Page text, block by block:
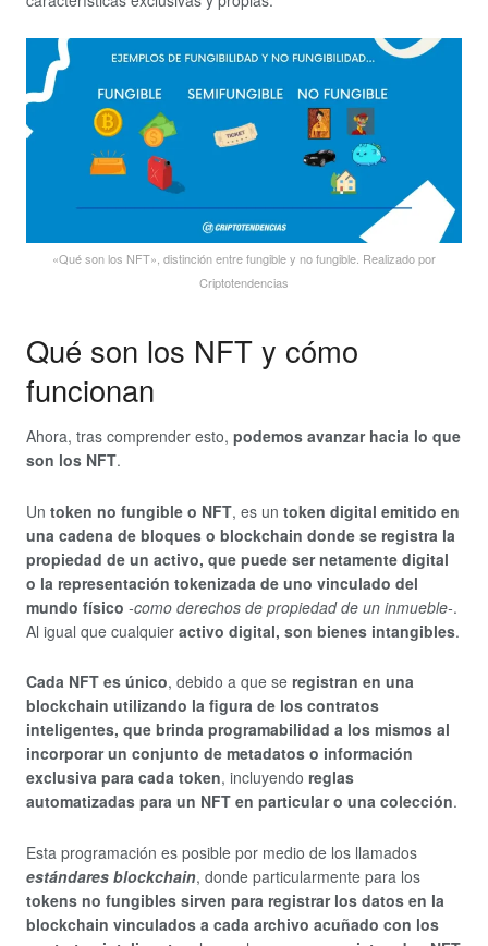
«Qué son los NFT», distinción entre fungible y no fungible. Realizado por
Criptotendencias
Qué son los NFT y cómo
funcionan
Ahora, tras comprender esto, podemos avanzar hacia lo que
son los NFT.
Un token no fungible o NFT, es un token digital emitido en
una cadena de bloques o blockchain donde se registra la
propiedad de un activo, que puede ser netamente digital
o la representación tokenizada de uno vinculado del
mundo físico -como derechos de propiedad de un inmueble-.
Al igual que cualquier activo digital, son bienes intangibles.
Cada NFT es único, debido a que se registran en una
blockchain utilizando la figura de los contratos
inteligentes, que brinda programabilidad a los mismos al
incorporar un conjunto de metadatos o información
exclusiva para cada token, incluyendo reglas
automatizadas para un NFT en particular o una colección.
Esta programación es posible por medio de los llamados
estándares blockchain, donde particularmente para los
tokens no fungibles sirven para registrar los datos en la
blockchain vinculados a cada archivo acuñado con los